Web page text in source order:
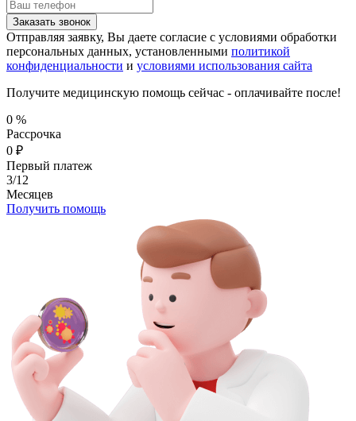
Заказать звонок
Отправляя заявку, Вы даете согласие с условиями обработки
персональных данных, установленными политикой
конфиденциальности и условиями использования сайта
Получите медицинскую помощь сейчас - оплачивайте после!
0 %
Рассрочка
0 ₽
Первый платеж
3/12
Месяцев
Получить помощь